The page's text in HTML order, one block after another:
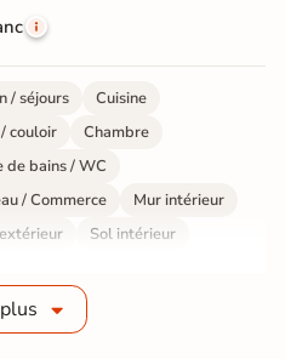
/ séjours
Cuisine
couloir
Chambre
de bains / WC
/ Commerce
Mur intérieur
Sol intérieur
cérame émaillé